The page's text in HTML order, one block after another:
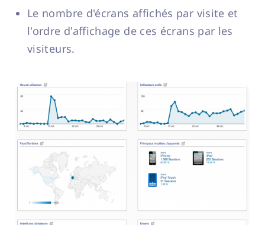
Le nombre d'écrans affichés par visite et
l'ordre d'affichage de ces écrans par les
visiteurs.